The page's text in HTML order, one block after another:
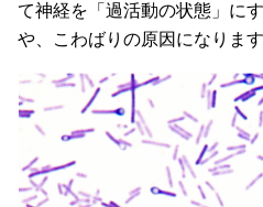
て神経を「過活動の状態」に
や、こわばりの原因になります